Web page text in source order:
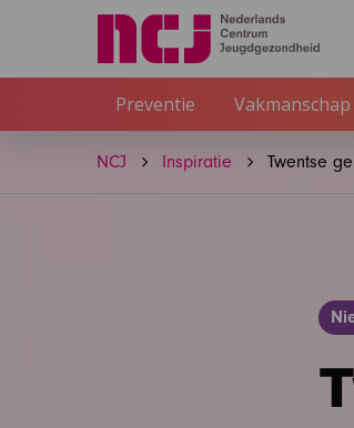
Preventie Vakmanschap
NCJ Inspiratie Twentse